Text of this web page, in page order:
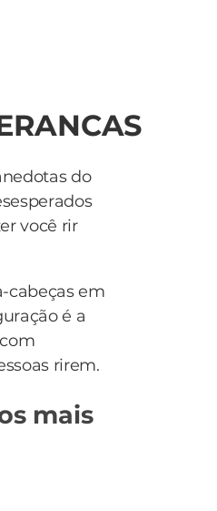
do
você rir
cabeças em
é a
rirem.
mais